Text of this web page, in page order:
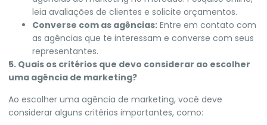
leia avaliações de clientes e solicite orçamentos.
Converse com as agências: Entre em contato com
as agências que te interessam e converse com seus
representantes.
5. Quais os critérios que devo considerar ao escolher
uma agência de marketing?
Ao escolher uma agência de marketing, você deve
considerar alguns critérios importantes, como: